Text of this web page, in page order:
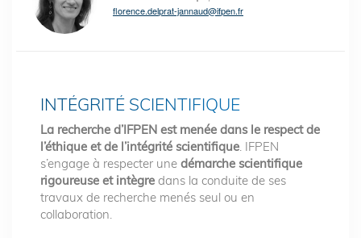
florence.delprat-jannaud@ifpen.fr
INTÉGRITÉ SCIENTIFIQUE
La recherche d’IFPEN est menée dans le respect de
l’éthique et de l’intégrité scientifique. IFPEN
s’engage à respecter une démarche scientifique
rigoureuse et intègre dans la conduite de ses
travaux de recherche menés seul ou en
collaboration.